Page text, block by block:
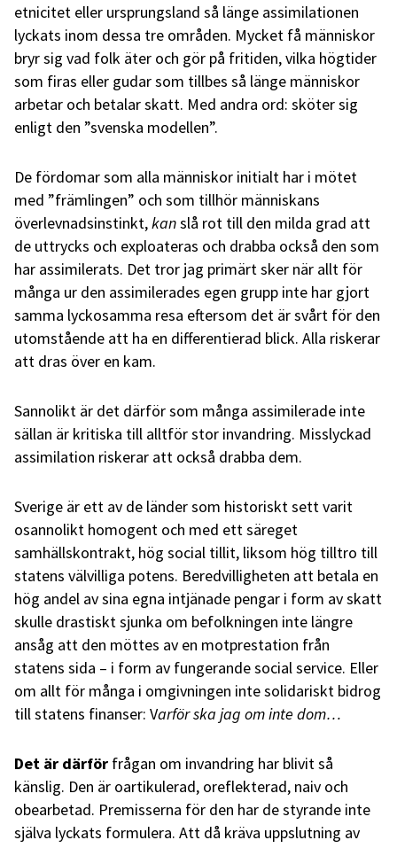
etnicitet eller ursprungsland så länge assimilationen
lyckats inom dessa tre områden. Mycket få människor
bryr sig vad folk äter och gör på fritiden, vilka högtider
som firas eller gudar som tillbes så länge människor
arbetar och betalar skatt. Med andra ord: sköter sig
enligt den ”svenska modellen”.
De fördomar som alla människor initialt har i mötet
med ”främlingen” och som tillhör människans
överlevnadsinstinkt,kanslå rot till den milda grad att
de uttrycks och exploateras och drabba också den som
har assimilerats. Det tror jag primärt sker när allt för
många ur den assimilerades egen grupp inte har gjort
samma lyckosamma resa eftersom det är svårt för den
utomstående att ha en differentierad blick. Alla riskerar
att dras över en kam.
Sannolikt är det därför som många assimilerade inte
sällan är kritiska till alltför stor invandring. Misslyckad
assimilation riskerar att också drabba dem.
Sverige är ett av de länder som historiskt sett varit
osannolikt homogent och med ett säreget
samhällskontrakt, hög social tillit, liksom hög tilltro till
statens välvilliga potens. Beredvilligheten att betala en
hög andel av sina egna intjänade pengar i form av skatt
skulle drastiskt sjunka om befolkningen inte längre
ansåg att den möttes av en motprestation från
statens sida – i form av fungerande social service. Eller
om allt för många i omgivningen inte solidariskt bidrog
till statens finanser: Varför ska jag om inte dom…
Det är därför frågan om invandring har blivit så
känslig. Den är oartikulerad, oreflekterad, naiv och
obearbetad. Premisserna för den har de styrande inte
själva lyckats formulera. Att då kräva uppslutning av